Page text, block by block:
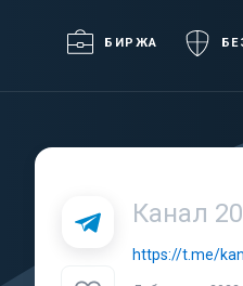
БИРЖА
Канал
https://t.me/